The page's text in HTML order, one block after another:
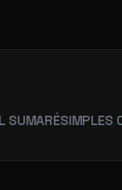
SIMPLES CON